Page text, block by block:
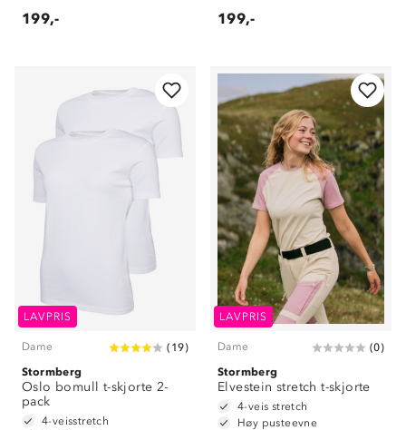
199,- 199,-
LAVPRIS
Dame ( 19)
Stormberg
Oslo bomull t-skjorte 2-
pack
4-veisstretch
LAVPRIS
Dame (0)
Stormberg
Elvestein stretch t-skjorte
4-veis stretch
Høy pusteevne